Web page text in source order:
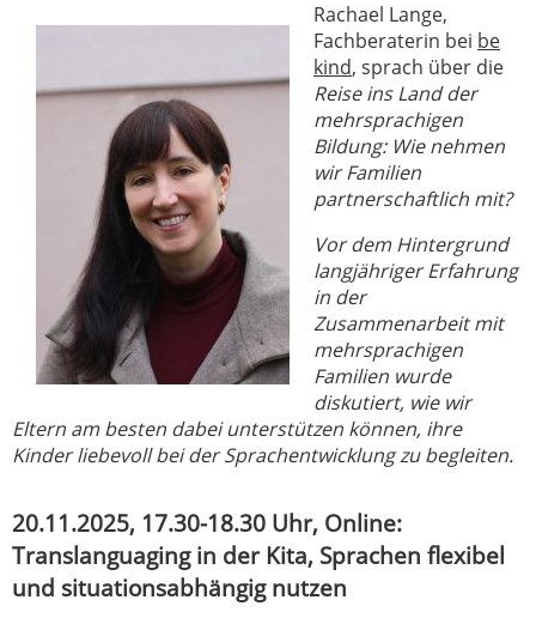
Rachael Lange,
Fachberaterin bei be
kind, sprach über die
Reise ins Land der
mehrsprachigen
Bildung: Wie nehmen
wir Familien
partnerschaftlich mit?
Vor dem Hintergrund
langjähriger Erfahrung
in der
Zusammenarbeit mit
mehrsprachigen
Familien wurde
diskutiert, wie wir
Eltern am besten dabei unterstützen können, ihre
Kinder liebevoll bei der Sprachentwicklung zu begleiten.
20.11.2025, 17.30-18.30 Uhr, Online:
Translanguaging in der Kita, Sprachen flexibel
und situationsabhängig nutzen